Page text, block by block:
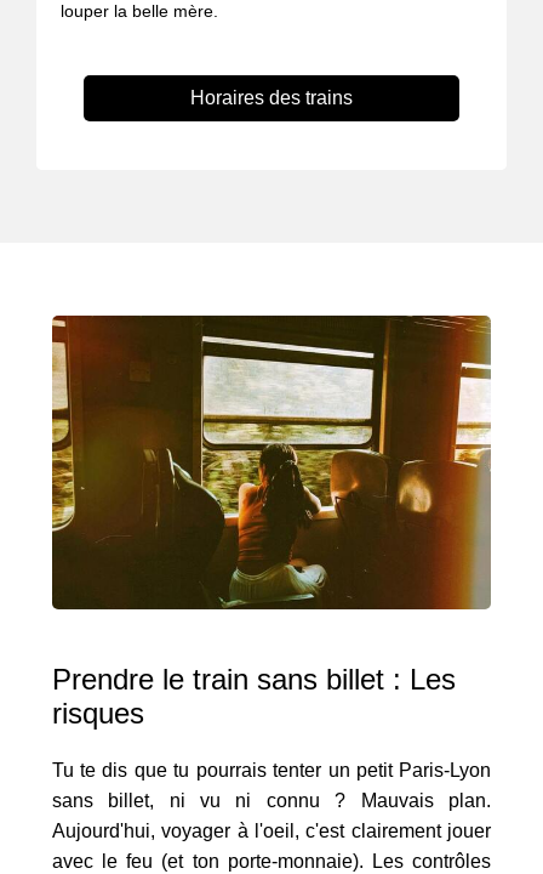
louper la belle mère.
Horaires des trains
Prendre le train sans billet : Les
risques
Tu te dis que tu pourrais tenter un petit Paris-Lyon
sans billet, ni vu ni connu ? Mauvais plan.
Aujourd'hui, voyager à l'oeil, c'est clairement jouer
avec le feu (et ton porte-monnaie). Les contrôles